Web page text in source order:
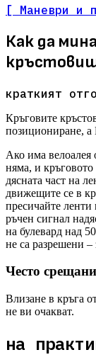
[ Маневри и
Как да
краткият
Кръговите
позициониране,
Ако има велоалея
няма, и кръговото
дясната част на
движещите се в
пресичайте ленти
ръчен сигнал
на булевард над
не са разрешени –
Често
Влизане в кръга
не ви очакват.
на